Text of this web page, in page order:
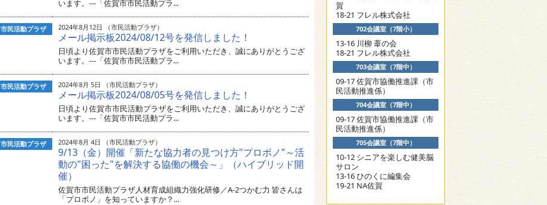
います。---「佐賀市市民活動プラ...
市民活動プラザ 2024年8月12日 （市民活動プラザ）
メール掲示板2024/08/12号を発信しました！
日頃より佐賀市市民活動プラザをご利用いただき、誠にありがとうござ
います。---「佐賀市市民活動プラ...
市民活動プラザ 2024年8月 5日 （市民活動プラザ）
メール掲示板2024/08/05号を発信しました！
日頃より佐賀市市民活動プラザをご利用いただき、誠にありがとうござ
います。---「佐賀市市民活動プラ...
市民活動プラザ 2024年8月 4日 （市民活動プラザ）
9/13（金）開催「新たな協力者の見つけ方"プロボノ"～活
動の"困った"を解決する協働の機会～」（ハイブリッド開
催）
佐賀市市民活動プラザ人材育成組織力強化研修／A-2つかむ力 皆さんは
「プロボノ」を知っていますか？...
賀
18-21 フレル株式会社
702会議室（7階小）
13-16 川柳 葦の会
18-21 フレル株式会社
703会議室（7階中）
09-17 佐賀市協働推進課（市
民活動推進係）
704会議室（7階中）
09-17 佐賀市協働推進課（市
民活動推進係）
705会議室（7階中）
10-12 シニアを楽しむ健美脳
サロン
13-16 ひのくに編集会
19-21 NA佐賀